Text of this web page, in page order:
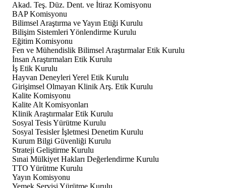
Akad. Teş. Düz. Dent. ve İtiraz Komisyonu
BAP Komisyonu
Bilimsel Araştırma ve Yayın Etiği Kurulu
Bilişim Sistemleri Yönlendirme Kurulu
Eğitim Komisyonu
Fen ve Mühendislik Bilimsel Araştırmalar Etik Kurulu
İnsan Araştırmaları Etik Kurulu
İş Etik Kurulu
Hayvan Deneyleri Yerel Etik Kurulu
Girişimsel Olmayan Klinik Arş. Etik Kurulu
Kalite Komisyonu
Kalite Alt Komisyonları
Klinik Araştırmalar Etik Kurulu
Sosyal Tesis Yürütme Kurulu
Sosyal Tesisler İşletmesi Denetim Kurulu
Kurum Bilgi Güvenliği Kurulu
Strateji Geliştirme Kurulu
Sınai Mülkiyet Hakları Değerlendirme Kurulu
TTO Yürütme Kurulu
Yayın Komisyonu